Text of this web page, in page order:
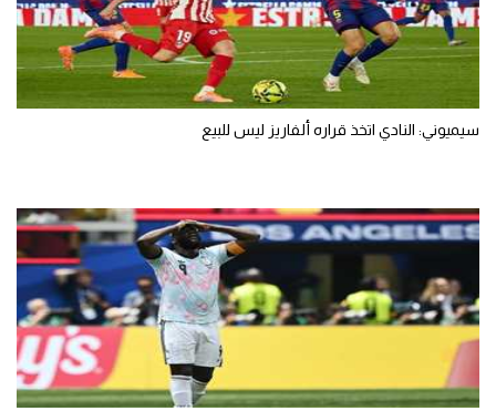
سيميوني: النادي اتخذ قراره ألفاريز ليس للبيع